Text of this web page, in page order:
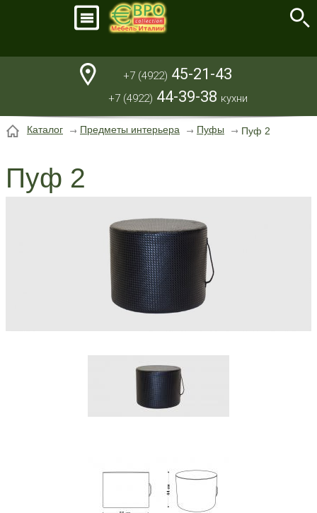
+7 (4922) 45-21-43
+7 (4922) 44-39-38 кухни
Каталог Предметы интерьера Пуфы Пуф 2
Пуф 2